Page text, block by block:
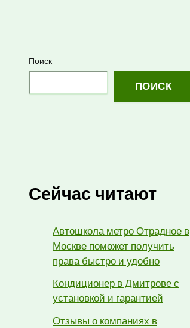
Поиск
ПОИСК
Сейчас читают
Автошкола метро Отрадное в
Москве поможет получить
права быстро и удобно
Кондиционер в Дмитрове с
установкой и гарантией
Отзывы о компаниях в